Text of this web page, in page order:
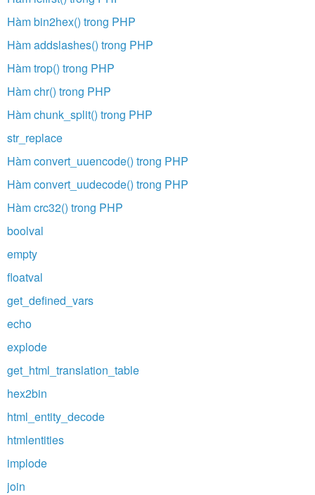
Hàm bin2hex() trong PHP
Hàm addslashes() trong PHP
Hàm trop() trong PHP
Hàm chr() trong PHP
Hàm chunk_split() trong PHP
str_replace
Hàm convert_uuencode() trong PHP
Hàm convert_uudecode() trong PHP
Hàm crc32() trong PHP
boolval
empty
floatval
get_defined_vars
echo
explode
get_html_translation_table
hex2bin
html_entity_decode
htmlentities
implode
join